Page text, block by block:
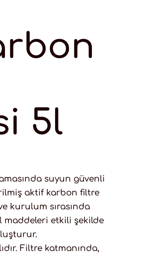
5l
suyun güvenli
aktif karbon filtre
kurulum sırasında
maddeleri etkili şekilde
Filtre katmanında,